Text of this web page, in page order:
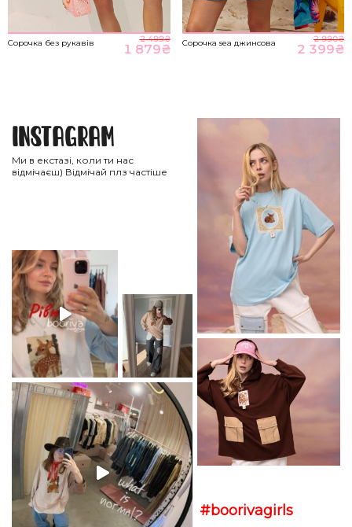
Сорочка без рукавів 2 499₴
1 879₴ Сорочка sea джинсова 2 990₴
2 399₴
Instagram
Ми в екстазі, коли ти нас
відмічаєш) Відмічай плз частіше
#boorivagirls